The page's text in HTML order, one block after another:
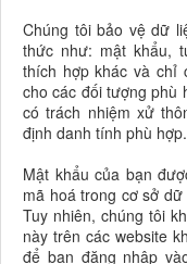
Chúng tôi bảo vệ dữ
thức như: mật khẩu,
thích hợp khác và chỉ
cho các đối tượng phù
có trách nhiệm xử
định danh tính phù hợp.
Mật khẩu của bạn
mã hoá trong cơ sở
Tuy nhiên, chúng tôi
này trên các website
để bạn đăng nhập